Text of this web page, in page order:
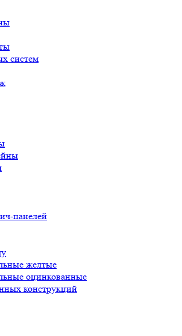
систем
панелей
желтые
оцинкованные
конструкций